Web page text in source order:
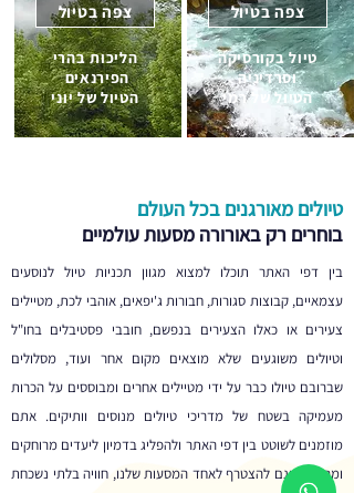
צפה בטיול
טיול בקורסיקה
וסרדיניה
הטיול של רמי
צפה בטיול
הליכות בהרי
הפירנאים
הטיול של יוני
טיולים מאורגנים בכל העולם
בוחרים רק באורורה מסעות עולמיים
בין דפי האתר תוכלו למצוא מגוון תכניות טיול לנוסעים
עצמאיים, קבוצות סגורות, חבורות ג'יפאים, אוהבי לכת, מטיילים
צעירים או כאלו הצעירים בנפשם, חובבי פסטיבלים בחו"ל
וטיולים משוגעים שלא מוצאים מקום אחר ועוד, מסלולים
שברובם טיולו כבר על ידי מטיילים אחרים ומבוססים על הכרות
מעמיקה בשטח של מדריכי טיולים מנוסים וותיקים. אתם
מוזמנים לשוטט בין דפי האתר ולהפליג בדמיון ליעדים מרוחקים
ומרתקים וגם להצטרף לאחד המסעות שלנו, חוויה בלתי נשכחת